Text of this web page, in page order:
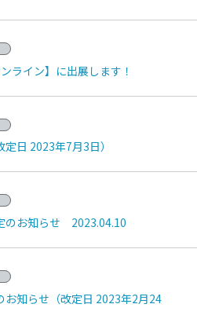
ライン】に出展します！
日 2023年7月3日）
のお知らせ 2023.04.10
お知らせ（改定日 2023年2月24